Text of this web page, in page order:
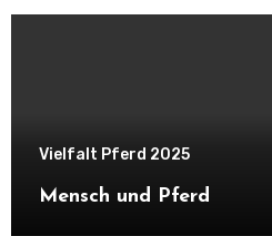
Vielfalt Pferd 2025
Mensch und Pferd